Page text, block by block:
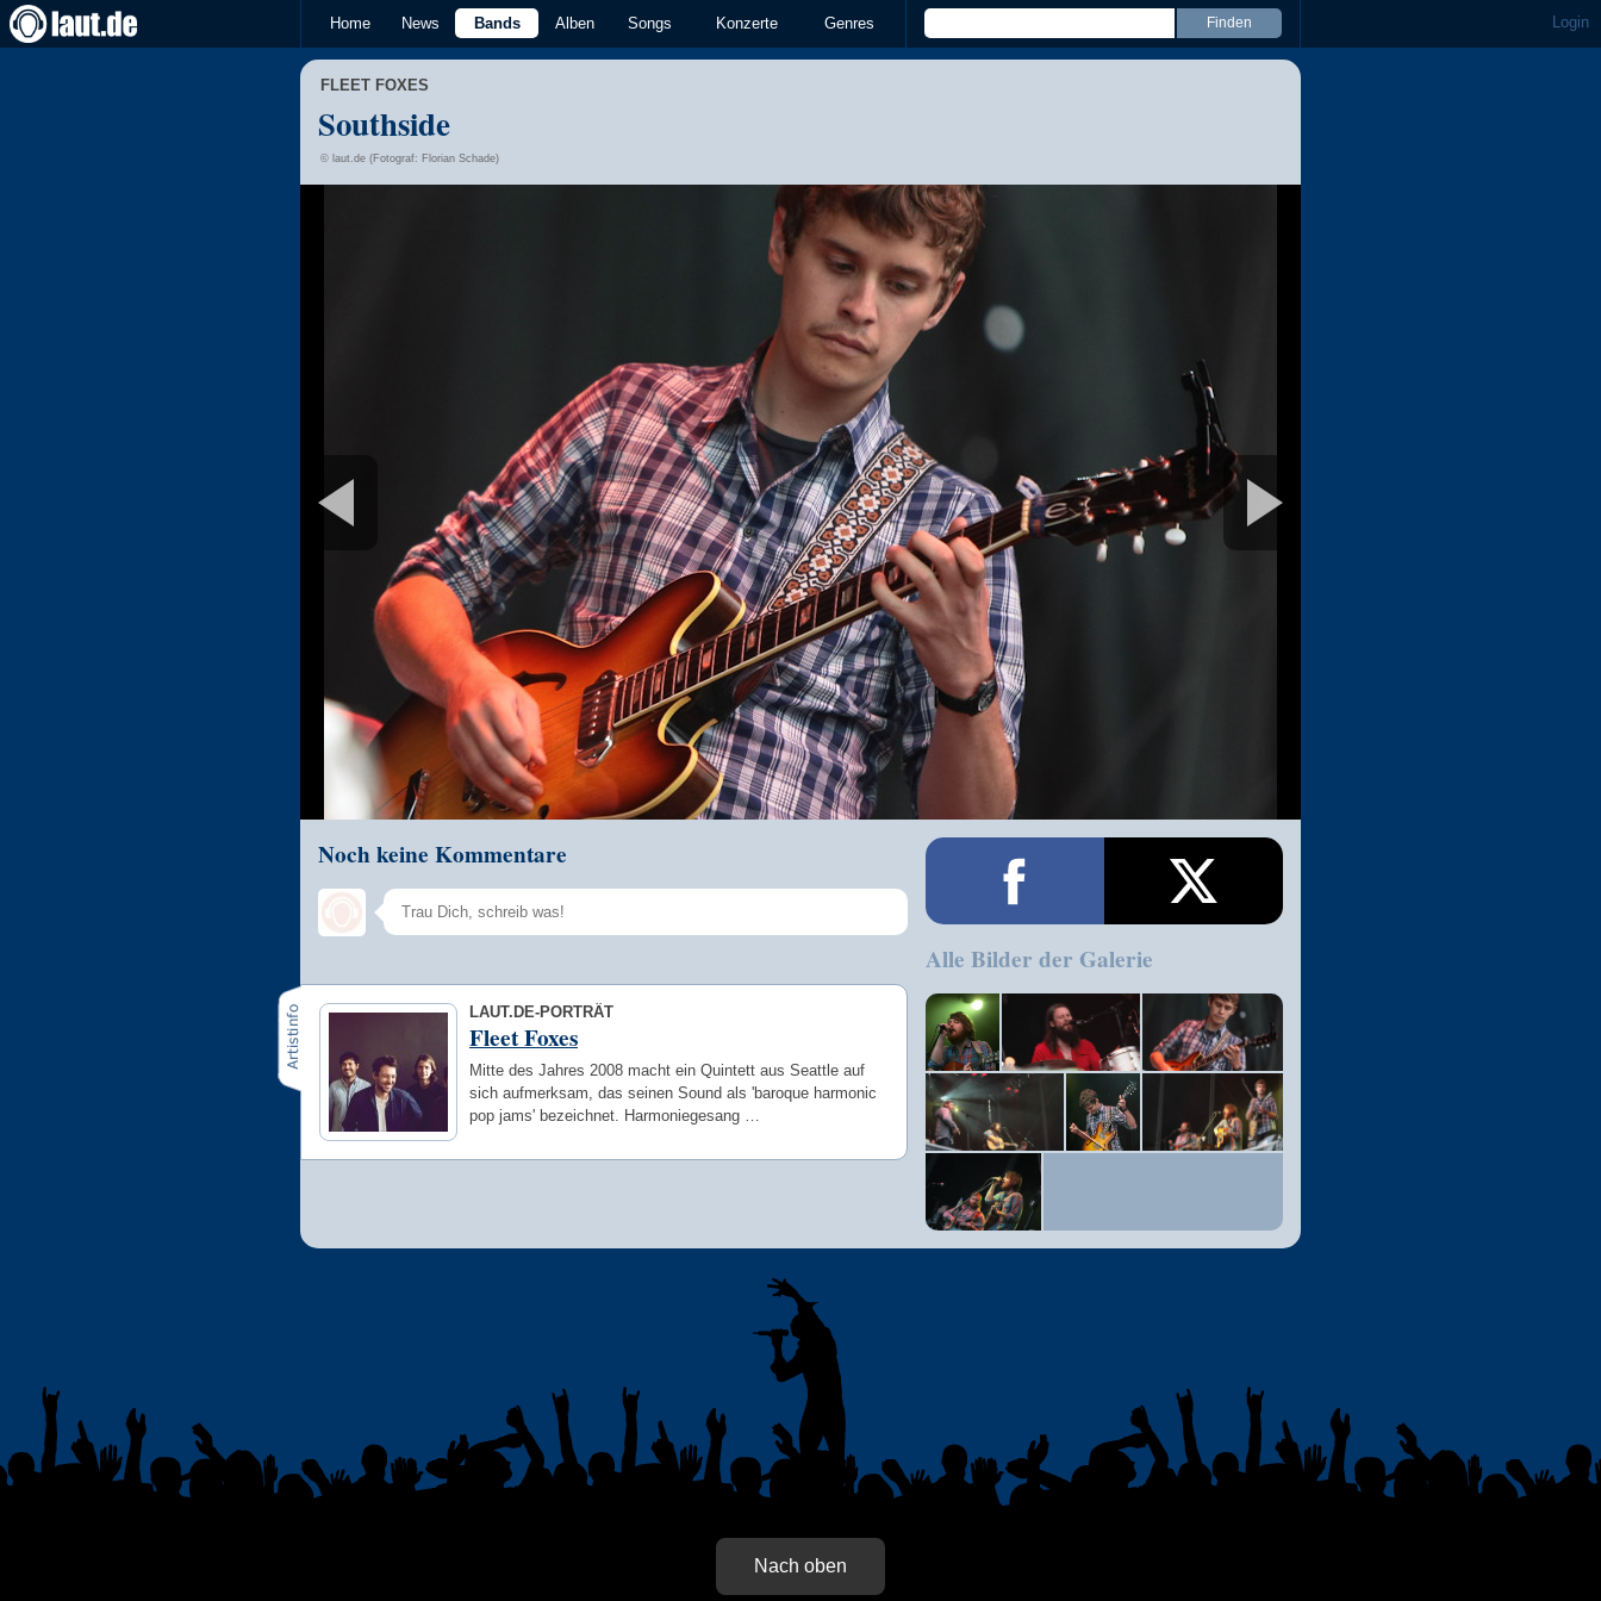
Home News Bands Alben Songs Konzerte Genres Login
FLEET FOXES
Southside
© laut.de (Fotograf: Florian Schade)
Noch keine Kommentare
LAUT.DE-PORTRÄT
Fleet Foxes
Mitte des Jahres 2008 macht ein Quintett aus Seattle auf
sich aufmerksam, das seinen Sound als 'baroque harmonic
pop jams' bezeichnet. Harmoniegesang …
Alle Bilder der Galerie
Nach oben